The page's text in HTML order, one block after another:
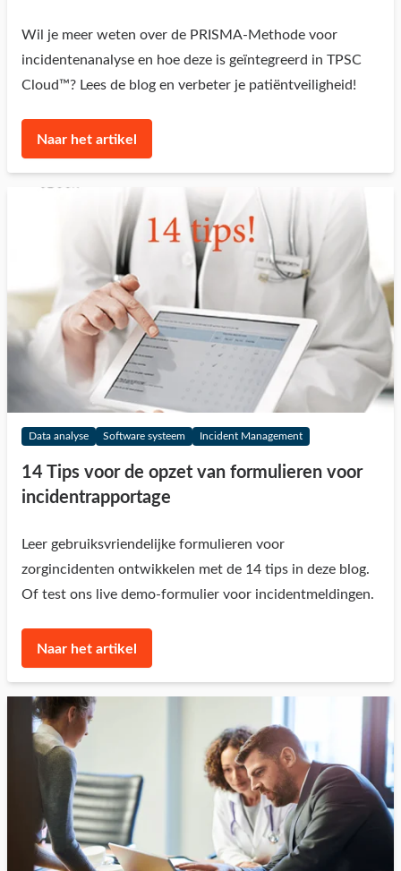
Wil je meer weten over de PRISMA-Methode voor
incidentenanalyse en hoe deze is geïntegreerd in TPSC
Cloud™? Lees de blog en verbeter je patiëntveiligheid!
Naar het artikel
Data analyse Software systeem Incident Management
14 Tips voor de opzet van formulieren voor
incidentrapportage
Leer gebruiksvriendelijke formulieren voor
zorgincidenten ontwikkelen met de 14 tips in deze blog.
Of test ons live demo-formulier voor incidentmeldingen.
Naar het artikel